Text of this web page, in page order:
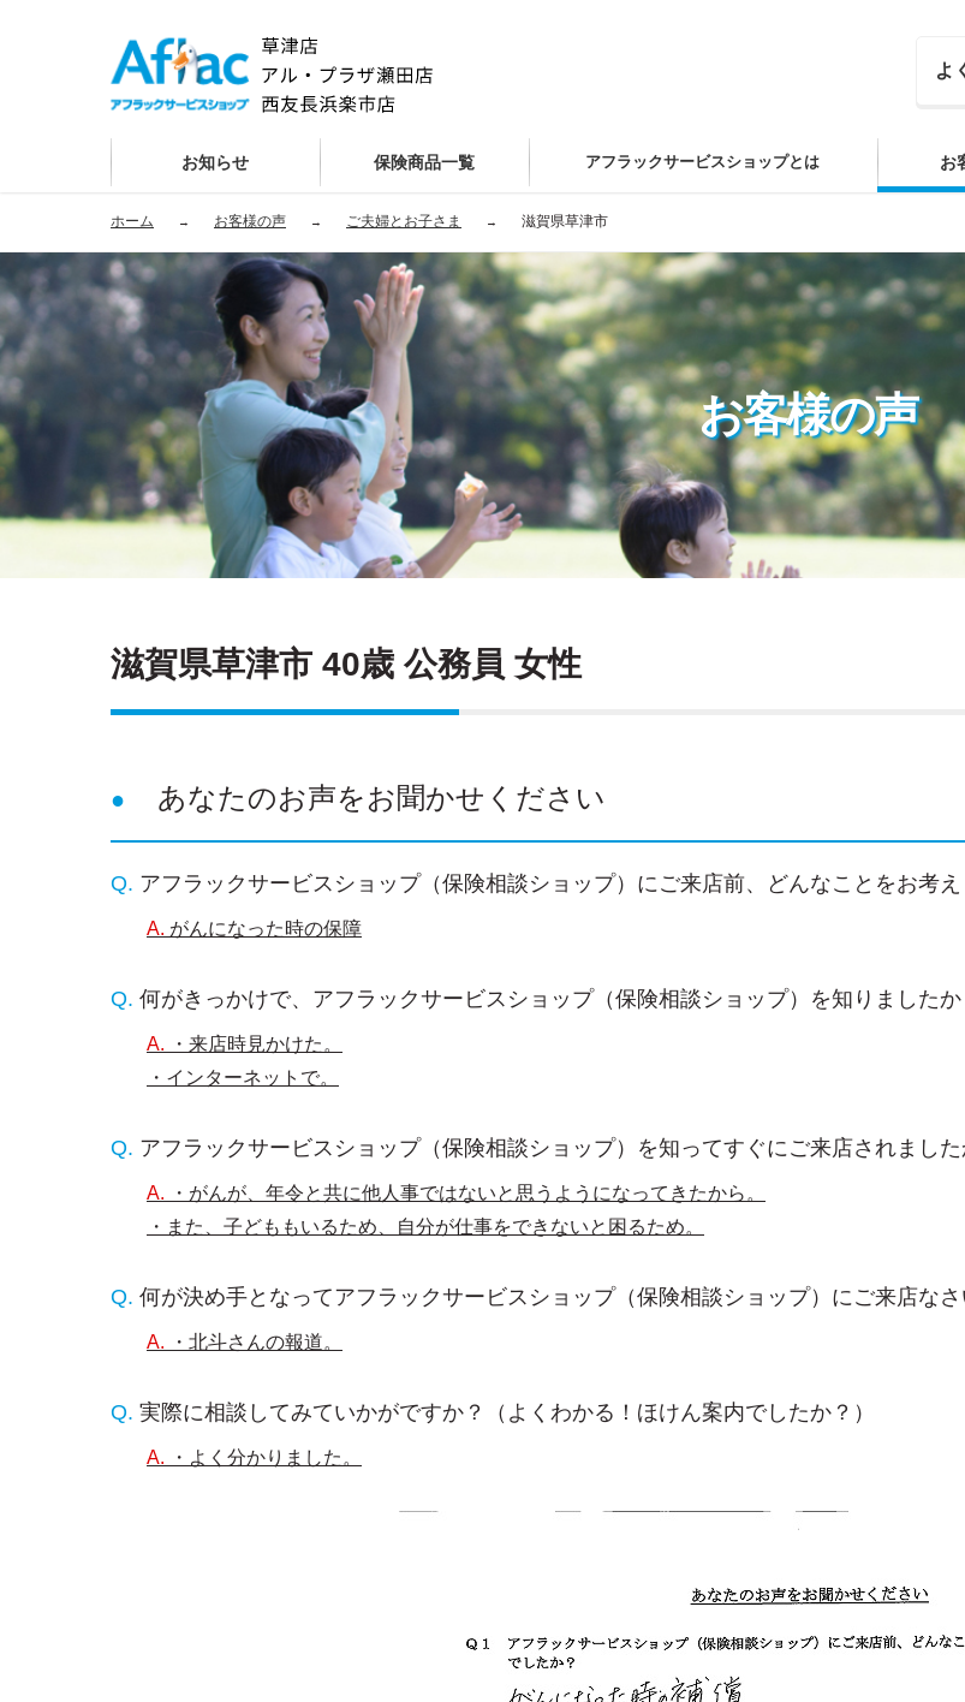
よ
お知らせ 保険商品一覧 アフラックサービスショップとは お
ホーム お客様の声 ご夫婦とお子さま 滋賀県草津市
お客様の声
滋賀県草津市 40歳 公務員 女性
あなたのお声をお聞かせください
アフラックサービスショップ（保険相談ショップ）にご来店前、どんなことをお考
がんになった時の保障
何がきっかけで、アフラックサービスショップ（保険相談ショップ）を知りましたか
・来店時見かけた。
・インターネットで。
アフラックサービスショップ（保険相談ショップ）を知ってすぐにご来店されまし
・がんが、年令と共に他人事ではないと思うようになってきたから。
・また、子どももいるため、自分が仕事をできないと困るため。
何が決め手となってアフラックサービスショップ（保険相談ショップ）にご来店なさ
・北斗さんの報道。
実際に相談してみていかがですか？（よくわかる！ほけん案内でしたか？）
・よく分かりました。